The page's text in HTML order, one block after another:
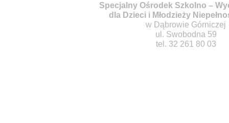
Specjalny Ośrodek Szkolno –
dla Dzieci i Młodzieży
w Dąbrowie Górniczej
ul. Swobodna 59
tel. 32 261 80 03